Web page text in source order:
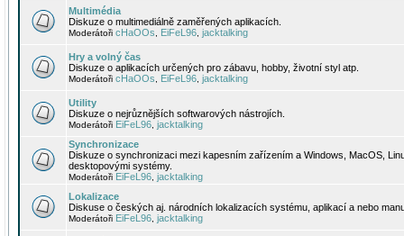
Multimédia
Diskuze o multimediálně zaměřených aplikacích.
Moderátoři cHaOOs EiFeL96 jacktalking
Hry a volný čas
Diskuze o aplikacích určených pro zábavu, hobby, životní styl atp.
Moderátoři cHaOOs EiFeL96 jacktalking
Utility
Diskuze o nejrůznějších softwarových nástrojích.
Moderátoři EiFeL96 jacktalking
Synchronizace
Diskuze o synchronizaci mezi kapesním zařízením a Windows, MacOS,
desktopovými systémy.
Moderátoři EiFeL96 jacktalking
Lokalizace
Diskuse o českých aj. národních lokalizacích systému, aplikací a nebo
Moderátoři EiFeL96 jacktalking